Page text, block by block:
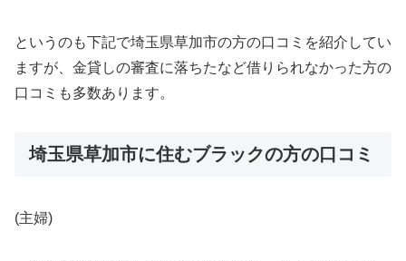
というのも下記で埼玉県草加市の方の口コミを紹介してい
ますが、金貸しの審査に落ちたなど借りられなかった方の
口コミも多数あります。
埼玉県草加市に住むブラックの方の口コミ
(主婦)